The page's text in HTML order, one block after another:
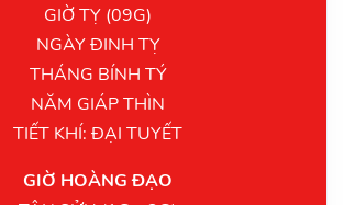
GIỜ TỴ (09G)
NGÀY ĐINH TỴ
THÁNG BÍNH TÝ
NĂM GIÁP THÌN
TIẾT KHÍ: ĐẠI TUYẾT
GIỜ HOÀNG ĐẠO